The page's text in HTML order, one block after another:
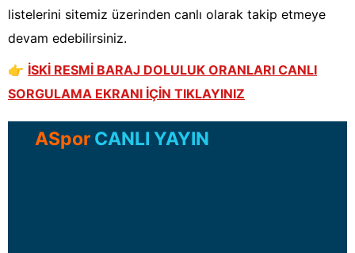
listelerini sitemiz üzerinden canlı olarak takip etmeye
devam edebilirsiniz.
👉 İSKİ RESMİ BARAJ DOLULUK ORANLARI CANLI
SORGULAMA EKRANI İÇİN TIKLAYINIZ
ASpor CANLI YAYIN